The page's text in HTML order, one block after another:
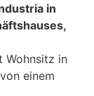
in
Wohnsitz in
einem